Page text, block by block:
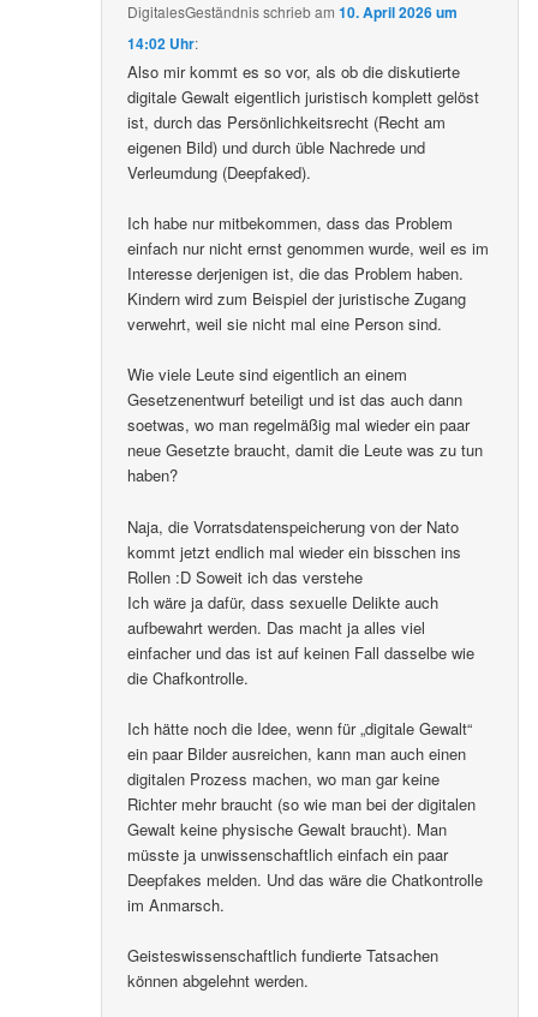
DigitalesGeständnisschriebam10. April 2026 um
14:02 Uhr:
Also mir kommt es so vor, als ob die diskutierte
digitale Gewalt eigentlich juristisch komplett gelöst
ist, durch das Persönlichkeitsrecht (Recht am
eigenen Bild) und durch üble Nachrede und
Verleumdung (Deepfaked).
Ich habe nur mitbekommen, dass das Problem
einfach nur nicht ernst genommen wurde, weil es im
Interesse derjenigen ist, die das Problem haben.
Kindern wird zum Beispiel der juristische Zugang
verwehrt, weil sie nicht mal eine Person sind.
Wie viele Leute sind eigentlich an einem
Gesetzenentwurf beteiligt und ist das auch dann
soetwas, wo man regelmäßig mal wieder ein paar
neue Gesetzte braucht, damit die Leute was zu tun
haben?
Naja, die Vorratsdatenspeicherung von der Nato
kommt jetzt endlich mal wieder ein bisschen ins
Rollen :D Soweit ich das verstehe
Ich wäre ja dafür, dass sexuelle Delikte auch
aufbewahrt werden. Das macht ja alles viel
einfacher und das ist auf keinen Fall dasselbe wie
die Chafkontrolle.
Ich hätte noch die Idee, wenn für „digitale Gewalt“
ein paar Bilder ausreichen, kann man auch einen
digitalen Prozess machen, wo man gar keine
Richter mehr braucht (so wie man bei der digitalen
Gewalt keine physische Gewalt braucht). Man
müsste ja unwissenschaftlich einfach ein paar
Deepfakes melden. Und das wäre die Chatkontrolle
im Anmarsch.
Geisteswissenschaftlich fundierte Tatsachen
können abgelehnt werden.